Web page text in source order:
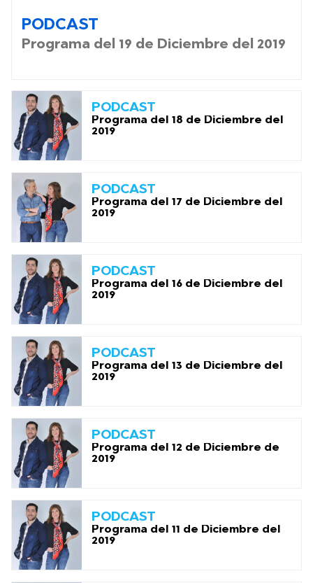
PODCAST
Programa del 19 de Diciembre del 2019
PODCAST
Programa del 18 de Diciembre del
2019
PODCAST
Programa del 17 de Diciembre del
2019
PODCAST
Programa del 16 de Diciembre del
2019
PODCAST
Programa del 13 de Diciembre del
2019
PODCAST
Programa del 12 de Diciembre de
2019
PODCAST
Programa del 11 de Diciembre del
2019